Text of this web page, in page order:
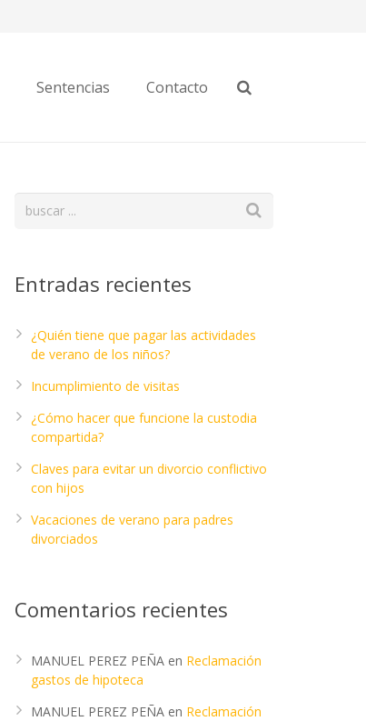
Sentencias Contacto
Entradas recientes
¿Quién tiene que pagar las actividades
de verano de los niños?
Incumplimiento de visitas
¿Cómo hacer que funcione la custodia
compartida?
Claves para evitar un divorcio conflictivo
con hijos
Vacaciones de verano para padres
divorciados
Comentarios recientes
MANUEL PEREZ PEÑA en Reclamación
gastos de hipoteca
MANUEL PEREZ PEÑA en Reclamación